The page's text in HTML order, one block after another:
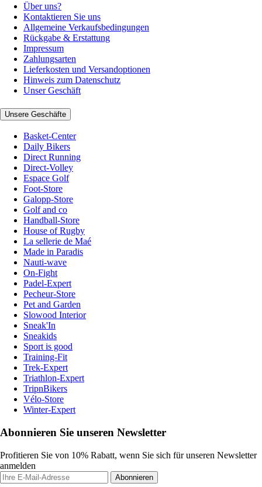
Über uns?
Kontaktieren Sie uns
Allgemeine Verkaufsbedingungen
Rückgabe & Erstattung
Impressum
Zahlungsarten
Lieferkosten und Versandoptionen
Hinweis zum Datenschutz
Unser Geschäft
Unsere Geschäfte
Basket-Center
Daily Bikers
Direct Running
Direct-Volley
Espace Golf
Foot-Store
Galopp-Store
Golf and co
Handball-Store
House of Rugby
La sellerie de Maé
Made in Paradis
Nauti-wave
On-Fight
Padel-Expert
Pecheur-Store
Pet and Garden
Slowood Interior
Sneak'In
Sneakids
Sport is good
Training-Fit
Trek-Expert
Triathlon-Expert
TripnBikers
Vélo-Store
Winter-Expert
Abonnieren Sie unseren Newsletter
Profitieren Sie von 10% Rabatt, wenn Sie sich für unseren Newsletter
anmelden
Abonnieren